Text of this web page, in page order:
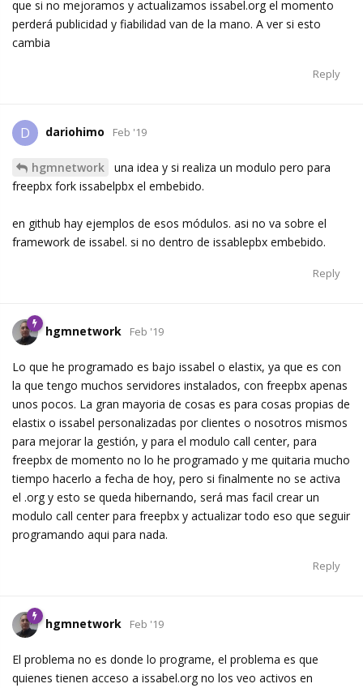
que si no mejoramos y actualizamos issabel.org el momento
perderá publicidad y fiabilidad van de la mano. A ver si esto
cambia
Reply
D dariohimo Feb '19
hgmnetwork
una idea y si realiza un modulo pero para
freepbx fork issabelpbx el embebido.
en github hay ejemplos de esos módulos. asi no va sobre el
framework de issabel. si no dentro de issablepbx embebido.
Reply
hgmnetwork Feb '19
Lo que he programado es bajo issabel o elastix, ya que es con
la que tengo muchos servidores instalados, con freepbx apenas
unos pocos. La gran mayoria de cosas es para cosas propias de
elastix o issabel personalizadas por clientes o nosotros mismos
para mejorar la gestión, y para el modulo call center, para
freepbx de momento no lo he programado y me quitaria mucho
tiempo hacerlo a fecha de hoy, pero si finalmente no se activa
el .org y esto se queda hibernando, será mas facil crear un
modulo call center para freepbx y actualizar todo eso que seguir
programando aqui para nada.
Reply
hgmnetwork Feb '19
El problema no es donde lo programe, el problema es que
quienes tienen acceso a issabel.org no los veo activos en